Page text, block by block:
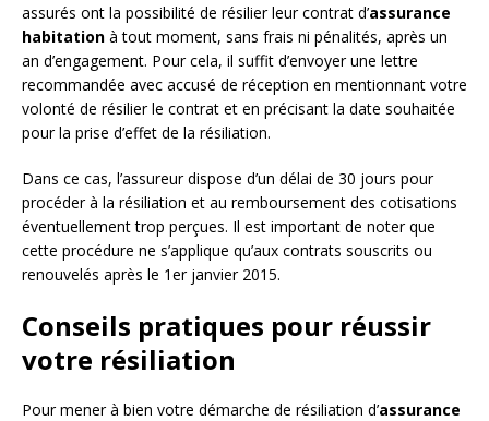
assurés ont la possibilité de résilier leur contrat d’assurance
habitation à tout moment, sans frais ni pénalités, après un
an d’engagement. Pour cela, il suffit d’envoyer une lettre
recommandée avec accusé de réception en mentionnant votre
volonté de résilier le contrat et en précisant la date souhaitée
pour la prise d’effet de la résiliation.
Dans ce cas, l’assureur dispose d’un délai de 30 jours pour
procéder à la résiliation et au remboursement des cotisations
éventuellement trop perçues. Il est important de noter que
cette procédure ne s’applique qu’aux contrats souscrits ou
renouvelés après le 1er janvier 2015.
Conseils pratiques pour réussir
votre résiliation
Pour mener à bien votre démarche de résiliation d’assurance